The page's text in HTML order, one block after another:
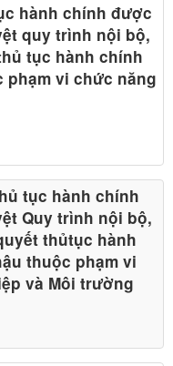
hành chính được
quy trình nội bộ,
tục hành chính
vi chức năng
tục hành chính
Quy trình nội bộ,
thủtục hành
thuộc phạm vi
và Môi trường